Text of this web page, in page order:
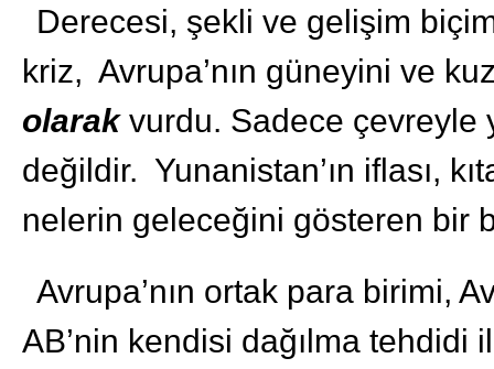
Derecesi, şekli ve gelişim
kriz, Avrupa’nın güneyini ve
olarakvurdu. Sadece çevreyle
değildir. Yunanistan’ın iflası,
nelerin geleceğini gösteren bir
Avrupa’nın ortak para birimi,
AB’nin kendisi dağılma tehdidi